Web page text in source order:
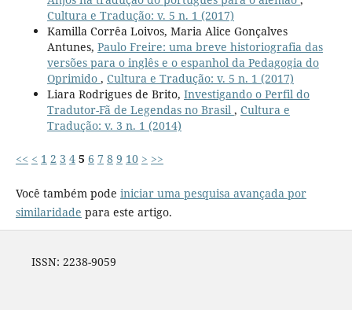
Cultura e Tradução: v. 5 n. 1 (2017)
Kamilla Corrêa Loivos, Maria Alice Gonçalves
Antunes, Paulo Freire: uma breve historiografia das
versões para o inglês e o espanhol da Pedagogia do
Oprimido , Cultura e Tradução: v. 5 n. 1 (2017)
Liara Rodrigues de Brito, Investigando o Perfil do
Tradutor-Fã de Legendas no Brasil , Cultura e
Tradução: v. 3 n. 1 (2014)
<< < 1 2 3 4 5 6 7 8 9 10 > >>
Você também pode iniciar uma pesquisa avançada por
similaridade para este artigo.
ISSN: 2238-9059